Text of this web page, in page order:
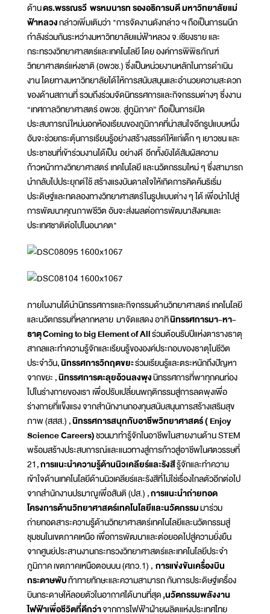
ด้านดร.พรรณรวี พรหมนารท รองอธิการบดี มหาวิทยาลัยแม่
ฟ้าหลวงกล่าวเพิ่มเติมว่า "การจัดงานดังกล่าว ฯ ถือเป็นการผนึก
กำลังร่วมกันระหว่างมหาวิทยาลัยแม่ฟ้าหลวง จ.เชียงราย และ
กระทรวงวิทยาศาสตร์และเทคโนโลยี โดย องค์การพิพิธภัณฑ์
วิทยาศาสตร์แห่งชาติ (อพวช.) ซึ่งเป็นหน่วยงานหลักในการดำเนิน
งาน โดยทางมหาวิทยาลัยได้ให้การสนับสนุนและอำนวยความสะดวก
ของด้านสถานที่ รวมถึงร่วมจัดนิทรรศการและกิจกรรมต่างๆ ซึ่งงาน
“เทศกาลวิทยาศาสตร์ อพวช. สู่ภูมิภาค” ถือเป็นการเปิด
ประสบการณ์ใหม่นอกห้องเรียนของภูมิภาคที่น่าสนใจอีกรูปแบบหนึ่ง
อันจะช่วยกระตุ้นการเรียนรู้อย่างสร้างสรรค์ให้แก่เด็ก ๆ เยาวชน และ
ประชาชนที่เข้าร่วมงานได้เป็น อย่างดี อีกทั้งยังได้สัมผัสความ
ก้าวหน้าทางวิทยาศาสตร์ เทคโนโลยี และนวัตกรรมใหม่ ๆ ซึ่งสามารถ
นำกลับไปประยุกต์ใช้ สร้างแรงบันดาลใจให้เกิดการคิดค้นริเริ่ม
ประดิษฐ์และทดลองทางวิทยาศาสตร์ในรูปแบบต่าง ๆ ได้ เพื่อนำไปสู่
การพัฒนาคุณภาพชีวิต อันจะส่งผลต่อการพัฒนาสังคมและ
ประเทศชาติต่อไปในอนาคต"
ภายในงานได้นำนิทรรศการและกิจกรรมด้านวิทยาศาสตร์ เทคโนโลยี
และนวัตกรรมที่หลากหลาย มาจัดแสดง อาทินิทรรศการมา-หา-
ธาตุComing to big Element of Allร่วมต้อนรับปีแห่งตารางธาตุ
สากลและทำความรู้จักและเรียนรู้ขององค์ประกอบของธาตุในชีวิต
ประจำวัน,นิทรรศการวิกฤตขยะร่วมเรียนรู้และตระหนักถึงปัญหา
จากขยะ ,นิทรรศการตะลุยอ้วนลงพุงนิทรรศการที่พาทุกคนท่อง
ไปในร่างกายของเรา เพื่อปรับเปลี่ยนพฤติกรรมสู่การลดพุงเพื่อ
ร่างกายที่แข็งแรง จากสำนักงานกองทุนสนับสนุนการสร้างเสริมสุข
ภาพ (สสส.) ,นิทรรศการสนุกกับอาชีพวิทยาศาสตร์ ( Enjoy
Science Careers)ชวนมาทำรู้จักในอาชีพในสายงานด้าน STEM
พร้อมสร้างประสบการณ์และแนวทางสู่การก้าวสู่อาชีพในศตวรรษที่
21,การแนะนำความรู้ด้านนิวเคลียร์และรังสีรู้จักและทำความ
เข้าใจด้านเทคโนโลยีด้านนิวเคลียร์และรังสีที่ไม่ใช่เรื่องไกลตัวอีกต่อไป
จากสำนักงานปรมาณูเพื่อสันติ (ปส.) ,การแนะนำถ่ายทอด
โครงการด้านวิทยาศาสตร์เทคโนโลยีและนวัตกรรมมาร่วม
ถ่ายทอดสาระความรู้ด้านวิทยาศาสตร์เทคโนโลยีและนวัตกรรมสู่
ชุมชนในเขตภาคเหนือ เพื่อการพัฒนาและต่อยอดไปสู่ความยั่งยืน
จากศูนย์ประสานงานกระทรวงวิทยาศาสตร์และเทคโนโลยีประจำ
ภูมิภาค เขตภาคเหนือตอนบน (ศภว.1) , การแข่งขันเครื่องบิน
กระดาษพับท้าทายทักษะและความสามารถ กับการประดิษฐ์เครื่อง
บินกระดาษให้ลอยตัวในอากาศได้นานที่สุด,นวัตกรรมพลังงาน
ไฟฟ้าเพื่อชีวิตที่ดีกว่าจากการไฟฟ้าฝ่ายผลิตแห่งประเทศไทย